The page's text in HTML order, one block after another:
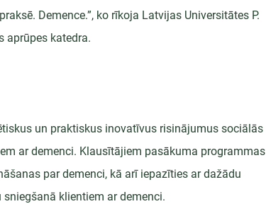
Demence.”, ko rīkoja Latvijas Universitātes P.
aprūpes katedra.
un praktiskus inovatīvus risinājumus sociālās
ar demenci. Klausītājiem pasākuma programmas
par demenci, kā arī iepazīties ar dažādu
klientiem ar demenci.